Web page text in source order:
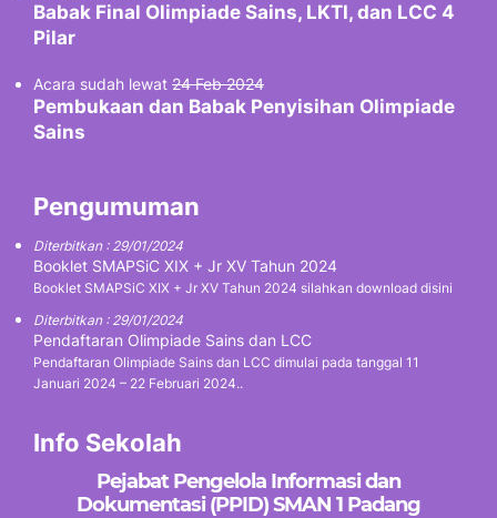
Babak Final Olimpiade Sains, LKTI, dan LCC 4
Pilar
Acara sudah lewat 24 Feb 2024
Pembukaan dan Babak Penyisihan Olimpiade
Sains
Pengumuman
Diterbitkan : 29/01/2024
Booklet SMAPSiC XIX + Jr XV Tahun 2024
Booklet SMAPSiC XIX + Jr XV Tahun 2024 silahkan download disini
Diterbitkan : 29/01/2024
Pendaftaran Olimpiade Sains dan LCC
Pendaftaran Olimpiade Sains dan LCC dimulai pada tanggal 11
Januari 2024 – 22 Februari 2024..
Info Sekolah
Pejabat Pengelola Informasi dan
Dokumentasi (PPID) SMAN 1 Padang